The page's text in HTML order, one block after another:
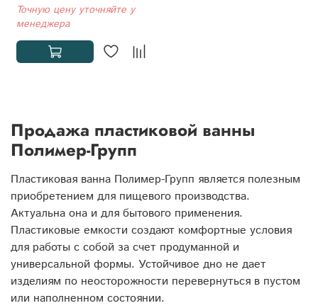
Точную цену уточняйте у
менеджера
Продажа пластиковой ванны
Полимер-Групп
Пластиковая ванна Полимер-Групп является полезным
приобретением для пищевого производства.
Актуальна она и для бытового применения.
Пластиковые емкости создают комфортные условия
для работы с собой за счет продуманной и
универсальной формы. Устойчивое дно не дает
изделиям по неосторожности перевернуться в пустом
или наполненном состоянии.